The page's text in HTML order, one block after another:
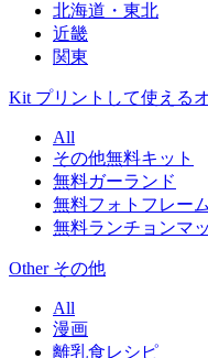
北海道・東北
近畿
関東
Kit プリントして使える
All
その他無料キット
無料ガーランド
無料フォトフレーム
無料ランチョンマ
Other その他
All
漫画
離乳食レシピ